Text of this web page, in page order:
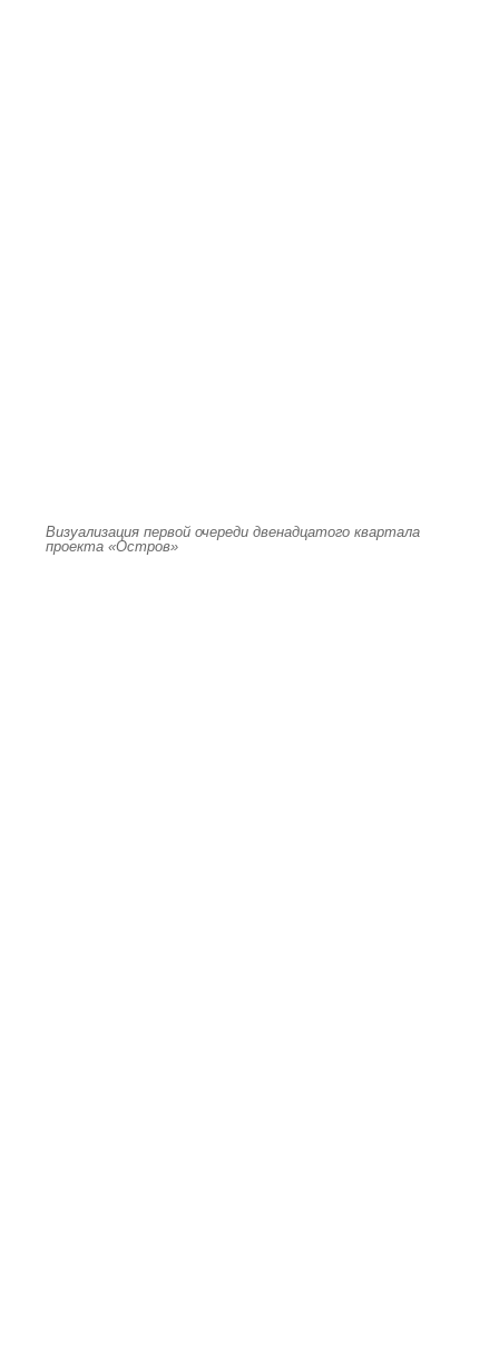
Визуализация первой очереди двенадцатого квартала
проекта «Остров»